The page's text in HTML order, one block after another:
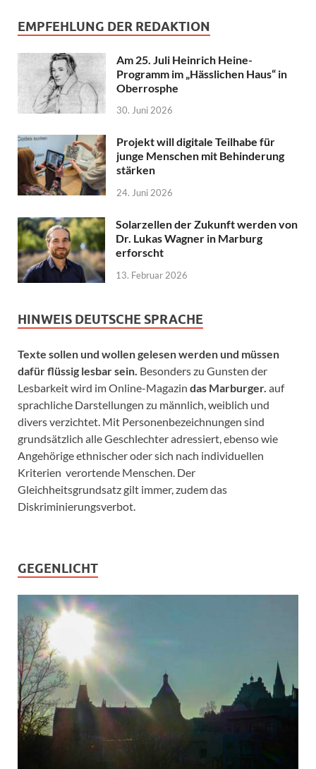
EMPFEHLUNG DER REDAKTION
Am 25. Juli Heinrich Heine-
Programm im „Hässlichen Haus“ in
Oberrosphe
30. Juni 2026
Projekt will digitale Teilhabe für
junge Menschen mit Behinderung
stärken
24. Juni 2026
Solarzellen der Zukunft werden von
Dr. Lukas Wagner in Marburg
erforscht
13. Februar 2026
HINWEIS DEUTSCHE SPRACHE
Texte sollen und wollen gelesen werden und müssen
dafür flüssig lesbar sein. Besonders zu Gunsten der
Lesbarkeit wird im Online-Magazin das Marburger. auf
sprachliche Darstellungen zu männlich, weiblich und
divers verzichtet. Mit Personenbezeichnungen sind
grundsätzlich alle Geschlechter adressiert, ebenso wie
Angehörige ethnischer oder sich nach individuellen
Kriterien verortende Menschen. Der
Gleichheitsgrundsatz gilt immer, zudem das
Diskriminierungsverbot.
GEGENLICHT